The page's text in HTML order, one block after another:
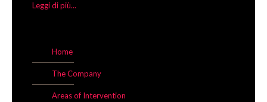
Leggi di più...
Home
The Company
Areas of Intervention